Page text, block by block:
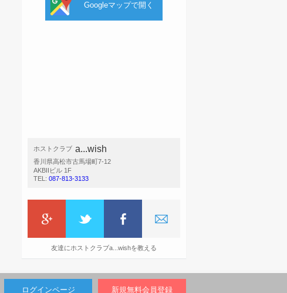
Googleマップで開く
ホストクラブ a...wish
香川県高松市古馬場町7-12
AKBIIビル 1F
TEL: 087-813-3133
友達にホストクラブa...wishを教える
ログインページ 新規無料会員登録